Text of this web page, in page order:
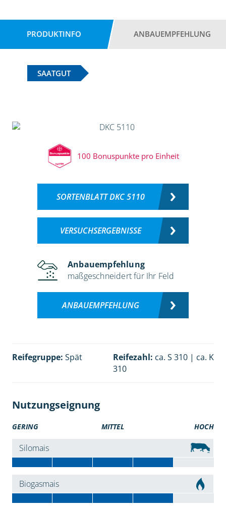
PRODUKTINFO ANBAUEMPFEHLUNG
SAATGUT
100 Bonuspunkte pro Einheit
SORTENBLATT DKC 5110
VERSUCHSERGEBNISSE
Anbauempfehlung
maßgeschneidert für Ihr Feld
ANBAUEMPFEHLUNG
Reifegruppe: Spät Reifezahl: ca. S 310 | ca. K
310
Nutzungseignung
GERING MITTEL HOCH
Silomais
Biogasmais